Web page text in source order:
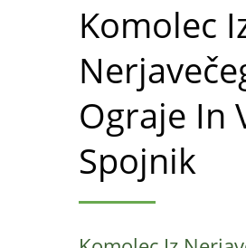
Komolec
Ograje In
Spojnik